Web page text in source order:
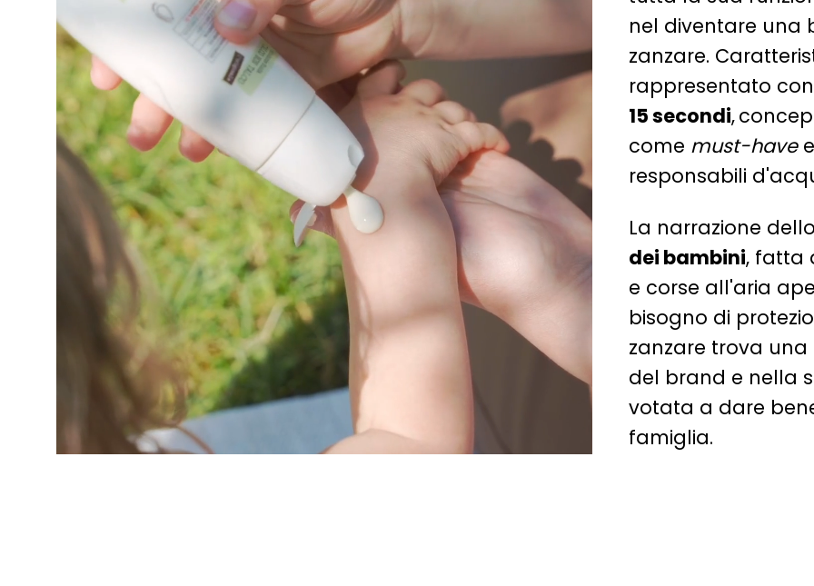
nel diventare una
zanzare.
rappresentato
15 secondi,
come must-have
responsabili
La narrazione
dei bambini, fatta
e corse all'aria
bisogno di
zanzare trova
del brand e nella
votata a dare
famiglia.